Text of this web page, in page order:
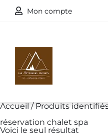
Mon compte
Accueil / Produits
réservation chalet spa
Voici le seul résultat